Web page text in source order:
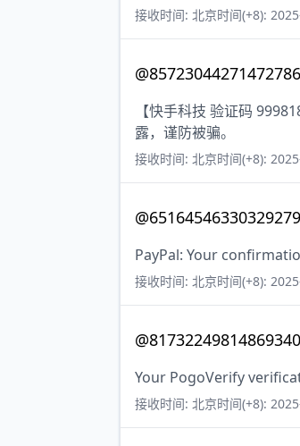
接收时间: 北京时间(+8):
【快手科技 验证码
露，谨防被骗。
接收时间: 北京时间(+8):
PayPal: Your
接收时间: 北京时间(+8):
Your PogoVerify
接收时间: 北京时间(+8):